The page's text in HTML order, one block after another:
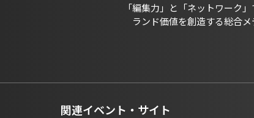
「編集力」と「ネットワーク
ランド価値を創造する総合
関連イベント・サイト